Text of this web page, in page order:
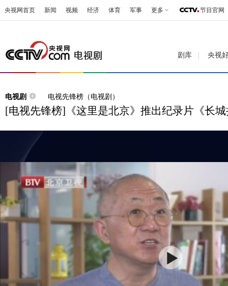
央视网首页 新闻 视频 经济 体育 军事 更多 节目官网
剧库 央视
电视剧 电视先锋榜（电视剧）
[电视先锋榜]《这里是北京》推出纪录片《长